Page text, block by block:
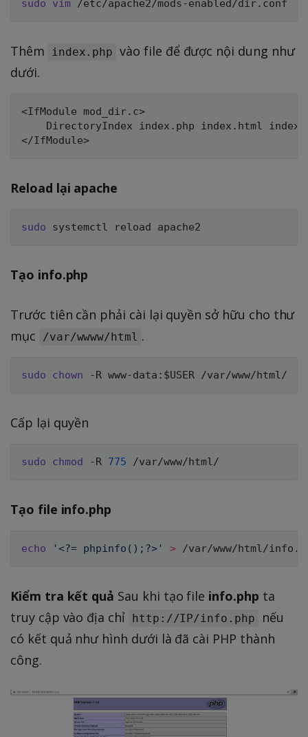
sudo vim
Thêm index.php vào file để được nội dung như
dưới.
<IfModule mod_dir.c>
Reload lại apache
sudo
Tạo info.php
Trước tiên cần phải cài lại quyền sở hữu cho thư
mục
/var/wwww/html .
sudo chown -R www-data: $USER
Cấp lại quyền
sudo chmod -R 775
Tạo file info.php
echo '<?= phpinfo();?>' >
Kiểm tra kết quả Sau khi tạo file info.php ta
truy cập vào địa chỉ
http://IP/info.php
nếu
có kết quả như hình dưới là đã cài PHP thành
công.